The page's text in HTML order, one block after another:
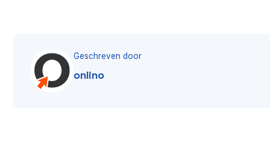
Geschreven door
onlino